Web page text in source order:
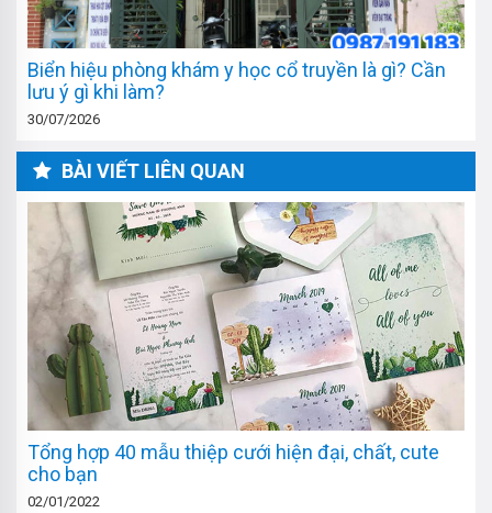
Biển hiệu phòng khám y học cổ truyền là gì? Cần
lưu ý gì khi làm?
30/07/2026
BÀI VIẾT LIÊN QUAN
Tổng hợp 40 mẫu thiệp cưới hiện đại, chất, cute
cho bạn
02/01/2022